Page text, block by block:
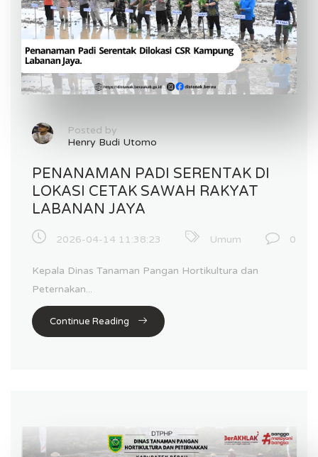
Posted by
Henry Budi Utomo
PENANAMAN PADI SERENTAK DI
LOKASI CETAK SAWAH RAKYAT
LABANAN JAYA
2026-04-14 11:38:23 Umum 0
Kepala Dinas Tanaman Pangan Hortikultura dan
Peternakan...
Continue Reading